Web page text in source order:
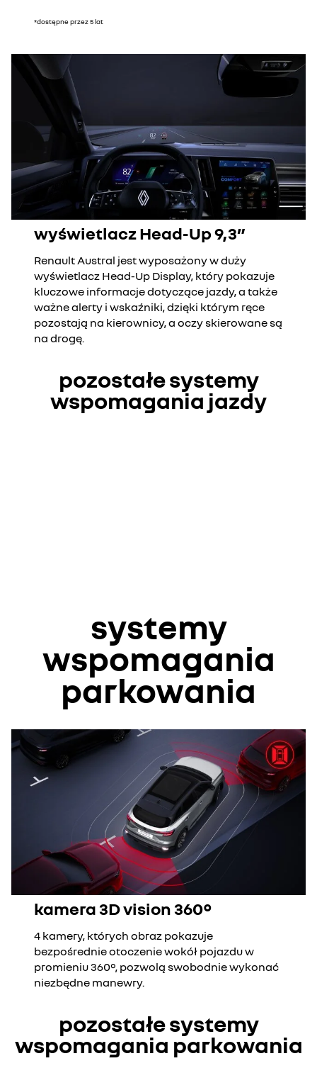
*dostępne przez 5 lat
wyświetlacz Head-Up 9,3”
Renault Austral jest wyposażony w duży
wyświetlacz Head-Up Display, który pokazuje
kluczowe informacje dotyczące jazdy, a także
ważne alerty i wskaźniki, dzięki którym ręce
pozostają na kierownicy, a oczy skierowane są
na drogę.
pozostałe systemy
wspomagania jazdy
systemy
wspomagania
parkowania
kamera 3D vision 360°
4 kamery, których obraz pokazuje
bezpośrednie otoczenie wokół pojazdu w
promieniu 360°, pozwolą swobodnie wykonać
niezbędne manewry.
pozostałe systemy
wspomagania parkowania